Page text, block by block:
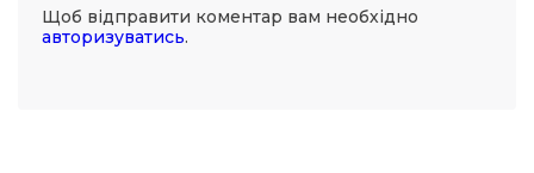
Щоб відправити коментар вам необхідно
авторизуватись.